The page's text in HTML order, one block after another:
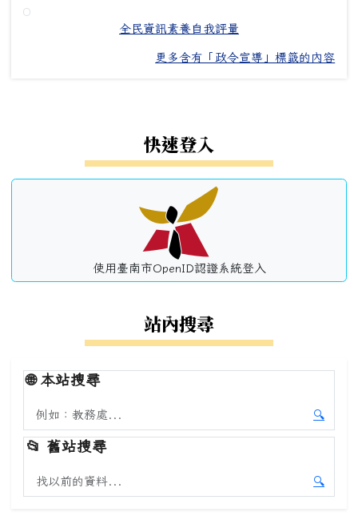
全民資訊素養自我評量
更多含有「政令宣導」標籤的內容
快速登入
使用臺南市OpenID認證系統登入
站內搜尋
🌐本站搜尋
搜尋本站內容
🔍
開始本
📂 舊站搜尋
搜尋舊站內容
🔍
開始舊